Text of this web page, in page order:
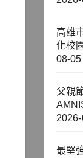
高雄
化校
08-05
父親
最堅